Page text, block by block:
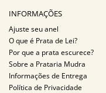
INFORMAÇÕES
Ajuste seu anel
O que é Prata de Lei?
Por que a prata escurece?
Sobre a Prataria Mudra
Informações de Entrega
Política de Privacidade